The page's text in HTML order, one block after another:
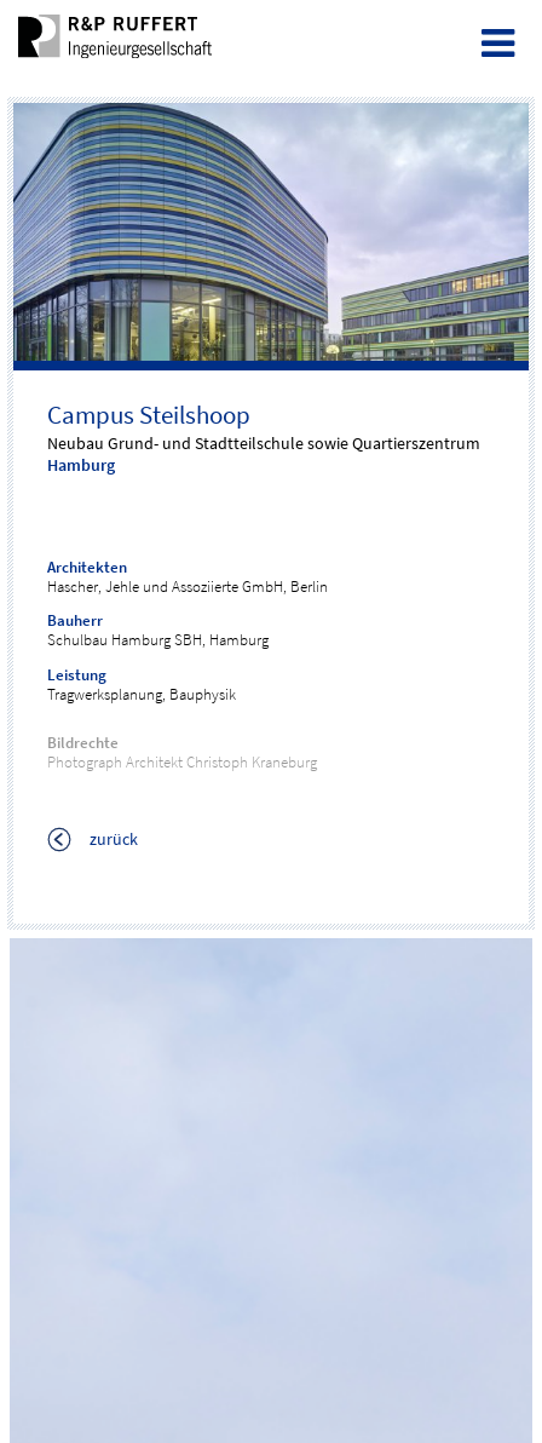
Campus Steilshoop
Neubau Grund- und Stadtteilschule sowie Quartierszentrum
Hamburg
Architekten
Hascher, Jehle und Assoziierte GmbH, Berlin
Bauherr
Schulbau Hamburg SBH, Hamburg
Leistung
Tragwerksplanung, Bauphysik
Bildrechte
Photograph Architekt Christoph Kraneburg
zurück